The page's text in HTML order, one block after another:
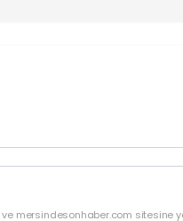
mersindesonhaber.com sitesine